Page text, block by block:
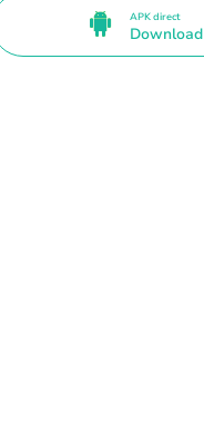
APK direct
Download